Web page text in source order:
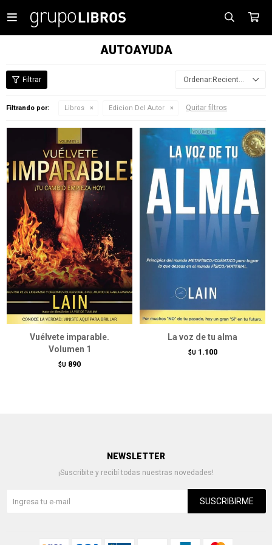

AUTOAYUDA
Recientes
Filtrando por: Libros Edicion Del Autor Quitar filtros
Vuélvete imparable.
Volumen 1
$U 890
La voz de tu alma
$U 1.100
NEWSLETTER
¡Suscribite y recibí todas nuestras novedades!
SUSCRIBIRME